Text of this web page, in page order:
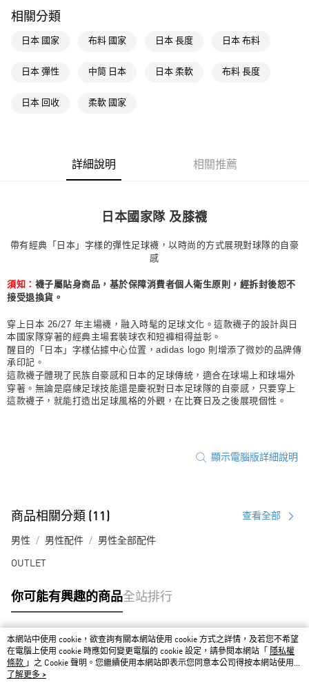
付款後全家取貨
每筆NT$80，滿NT$1,500(含以上)免運費
萊爾富取貨付款
每筆NT$80，滿NT$1,500(含以上)免運費
宅配
每筆NT$80，滿NT$1,500(含以上)免運費
付款後門市自取
相關分類
日本 國家 布料 國家 日本 長度 日本 布料
日本 彈性 中筒 日本 日本 柔軟 布料 長度
日本 回收 柔軟 國家
詳細說明 相關推薦
日本國家隊 及膝襪
帶有經典「日本」字樣的彈性足球襪，以時尚的方式展現對球隊的自豪
感
須知： 襪子屬貼身商品，基於保障消費者個人衛生原則，經拆封後恕不
接受退換貨。
穿上日本 26/27 年主場襪，融入時髦的足球文化。這款襪子的設計與日
本國家隊穿著的經典主場套裝球衣和短褲相得益彰。
醒目的「日本」字樣佔據中心位置，adidas logo 則增添了微妙的品牌傳
承印記。
這款襪子體現了民族自豪感和日本的足球傳統，適合在球場上和球場外
穿著。無論是磨練足球技能還是慶祝對日本足球隊的自豪感，只要穿上
這款襪子，就能打造出足球風格的外觀，在比賽日及之後展現個性。
顯示電腦版詳細說明
商品相關分類 (11) 查看全部
男性 男性配件 男性全部配件
OUTLET
你可能有興趣的商品全站排行
熱門標籤
本網站中使用 cookie，欲查詢有關本網站使用 cookie 方式之詳情，及若您不希望
在電腦上使用 cookie 時應如何變更電腦的 cookie 設定，請參閱本網站「
隱私權
條款 」之 Cookie 聲明。您繼續使用本網站即表示您同意本公司得按本網站使用條
款之 Cookie 聲明使用 cookie。
了解更多 >